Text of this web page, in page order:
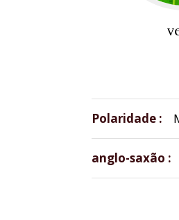
Polaridade
anglo-saxão